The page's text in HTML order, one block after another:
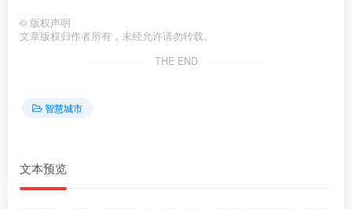
© 版权声明
文章版权归作者所有，未经允许请勿转载。
THE END
智慧城市
文本预览